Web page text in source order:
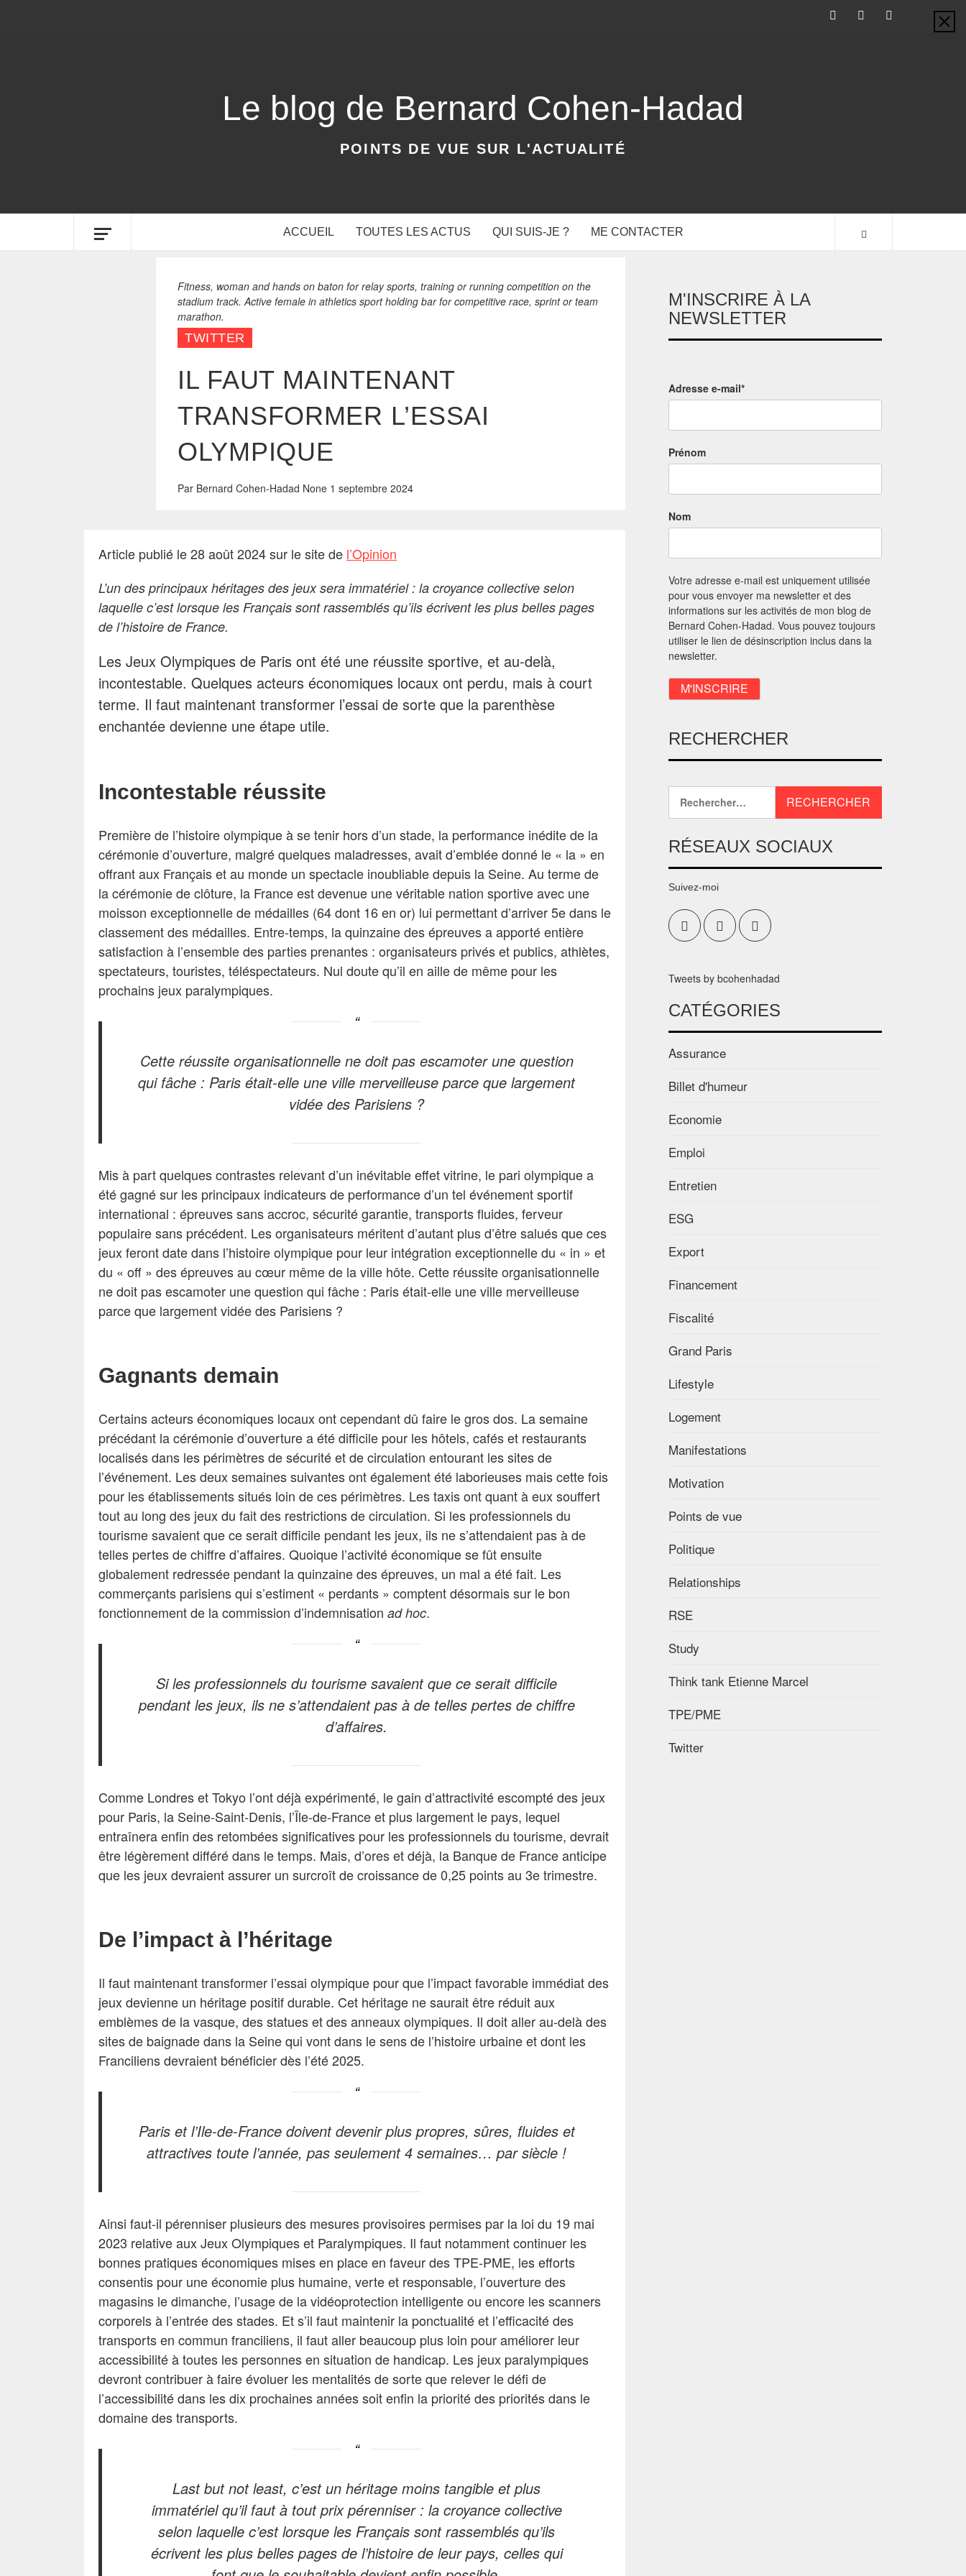
Le blog de Bernard Cohen-Hadad
POINTS DE VUE SUR L'ACTUALITÉ
ACCUEIL TOUTES LES ACTUS QUI SUIS-JE ? ME CONTACTER
Fitness, woman and hands on baton for relay sports, training or running competition on the
stadium track. Active female in athletics sport holding bar for competitive race, sprint or team
marathon.
TWITTER
IL FAUT MAINTENANT
TRANSFORMER L’ESSAI
OLYMPIQUE
Par Bernard Cohen-Hadad None 1 septembre 2024
Article publié le 28 août 2024 sur le site de l’Opinion
L’un des principaux héritages des jeux sera immatériel : la croyance collective selon
laquelle c’est lorsque les Français sont rassemblés qu’ils écrivent les plus belles pages
de l’histoire de France.
Les Jeux Olympiques de Paris ont été une réussite sportive, et au-delà,
incontestable. Quelques acteurs économiques locaux ont perdu, mais à court
terme. Il faut maintenant transformer l’essai de sorte que la parenthèse
enchantée devienne une étape utile.
Incontestable réussite
Première de l’histoire olympique à se tenir hors d’un stade, la performance inédite de la
cérémonie d’ouverture, malgré quelques maladresses, avait d’emblée donné le « la » en
offrant aux Français et au monde un spectacle inoubliable depuis la Seine. Au terme de
la cérémonie de clôture, la France est devenue une véritable nation sportive avec une
moisson exceptionnelle de médailles (64 dont 16 en or) lui permettant d’arriver 5e dans le
classement des médailles. Entre-temps, la quinzaine des épreuves a apporté entière
satisfaction à l’ensemble des parties prenantes : organisateurs privés et publics, athlètes,
spectateurs, touristes, téléspectateurs. Nul doute qu’il en aille de même pour les
prochains jeux paralympiques.
Cette réussite organisationnelle ne doit pas escamoter une question
qui fâche : Paris était-elle une ville merveilleuse parce que largement
vidée des Parisiens ?
Mis à part quelques contrastes relevant d’un inévitable effet vitrine, le pari olympique a
été gagné sur les principaux indicateurs de performance d’un tel événement sportif
international : épreuves sans accroc, sécurité garantie, transports fluides, ferveur
populaire sans précédent. Les organisateurs méritent d’autant plus d’être salués que ces
jeux feront date dans l’histoire olympique pour leur intégration exceptionnelle du « in » et
du « off » des épreuves au cœur même de la ville hôte. Cette réussite organisationnelle
ne doit pas escamoter une question qui fâche : Paris était-elle une ville merveilleuse
parce que largement vidée des Parisiens ?
Gagnants demain
Certains acteurs économiques locaux ont cependant dû faire le gros dos. La semaine
précédant la cérémonie d’ouverture a été difficile pour les hôtels, cafés et restaurants
localisés dans les périmètres de sécurité et de circulation entourant les sites de
l’événement. Les deux semaines suivantes ont également été laborieuses mais cette fois
pour les établissements situés loin de ces périmètres. Les taxis ont quant à eux souffert
tout au long des jeux du fait des restrictions de circulation. Si les professionnels du
tourisme savaient que ce serait difficile pendant les jeux, ils ne s’attendaient pas à de
telles pertes de chiffre d’affaires. Quoique l’activité économique se fût ensuite
globalement redressée pendant la quinzaine des épreuves, un mal a été fait. Les
commerçants parisiens qui s’estiment « perdants » comptent désormais sur le bon
fonctionnement de la commission d’indemnisation ad hoc.
Si les professionnels du tourisme savaient que ce serait difficile
pendant les jeux, ils ne s’attendaient pas à de telles pertes de chiffre
d’affaires.
Comme Londres et Tokyo l’ont déjà expérimenté, le gain d’attractivité escompté des jeux
pour Paris, la Seine-Saint-Denis, l’Île-de-France et plus largement le pays, lequel
entraînera enfin des retombées significatives pour les professionnels du tourisme, devrait
être légèrement différé dans le temps. Mais, d’ores et déjà, la Banque de France anticipe
que les jeux devraient assurer un surcroît de croissance de 0,25 points au 3e trimestre.
De l’impact à l’héritage
Il faut maintenant transformer l’essai olympique pour que l’impact favorable immédiat des
jeux devienne un héritage positif durable. Cet héritage ne saurait être réduit aux
emblèmes de la vasque, des statues et des anneaux olympiques. Il doit aller au-delà des
sites de baignade dans la Seine qui vont dans le sens de l’histoire urbaine et dont les
Franciliens devraient bénéficier dès l’été 2025.
Paris et l’Ile-de-France doivent devenir plus propres, sûres, fluides et
attractives toute l’année, pas seulement 4 semaines… par siècle !
Ainsi faut-il pérenniser plusieurs des mesures provisoires permises par la loi du 19 mai
2023 relative aux Jeux Olympiques et Paralympiques. Il faut notamment continuer les
bonnes pratiques économiques mises en place en faveur des TPE-PME, les efforts
consentis pour une économie plus humaine, verte et responsable, l’ouverture des
magasins le dimanche, l’usage de la vidéoprotection intelligente ou encore les scanners
corporels à l’entrée des stades. Et s’il faut maintenir la ponctualité et l’efficacité des
transports en commun franciliens, il faut aller beaucoup plus loin pour améliorer leur
accessibilité à toutes les personnes en situation de handicap. Les jeux paralympiques
devront contribuer à faire évoluer les mentalités de sorte que relever le défi de
l’accessibilité dans les dix prochaines années soit enfin la priorité des priorités dans le
domaine des transports.
Last but not least, c’est un héritage moins tangible et plus
immatériel qu’il faut à tout prix pérenniser : la croyance collective
selon laquelle c’est lorsque les Français sont rassemblés qu’ils
écrivent les plus belles pages de l’histoire de leur pays, celles qui
M'INSCRIRE À LA
NEWSLETTER
Adresse e-mail*
Prénom
Nom
Votre adresse e-mail est uniquement utilisée
pour vous envoyer ma newsletter et des
informations sur les activités de mon blog de
Bernard Cohen-Hadad. Vous pouvez toujours
utiliser le lien de désinscription inclus dans la
newsletter.
RECHERCHER
RÉSEAUX SOCIAUX
Suivez-moi
Tweets by bcohenhadad
CATÉGORIES
Assurance
Billet d'humeur
Economie
Emploi
Entretien
ESG
Export
Financement
Fiscalité
Grand Paris
Lifestyle
Logement
Manifestations
Motivation
Points de vue
Politique
Relationships
RSE
Study
Think tank Etienne Marcel
TPE/PME
Twitter